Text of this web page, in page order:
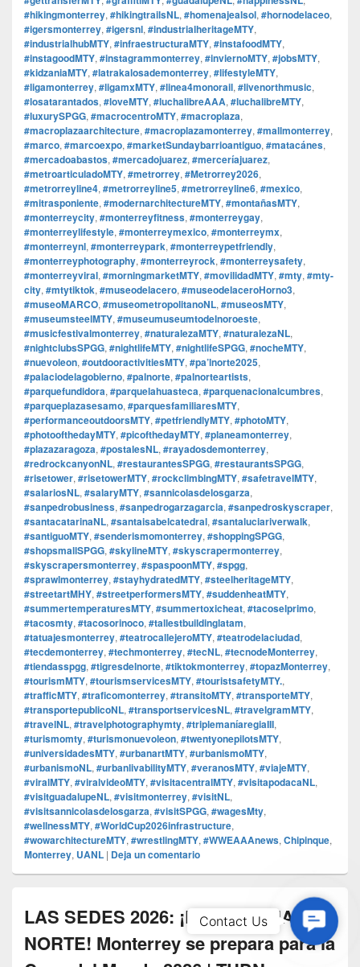
#hikingmonterrey, #hikingtrailsNL, #homenajealsol, #hornodelaceo,
#igersmonterrey, #igersnl, #industrialheritageMTY,
#industrialhubMTY, #infraestructuraMTY, #instafoodMTY,
#instagoodMTY, #instagrammonterrey, #inviernoMTY, #jobsMTY,
#kidzaniaMTY, #latrakalosademonterrey, #lifestyleMTY,
#ligamonterrey, #ligamxMTY, #linea4monorail, #livenorthmusic,
#losatarantados, #loveMTY, #luchalibreAAA, #luchalibreMTY,
#luxurySPGG, #macrocentroMTY, #macroplaza,
#macroplazaarchitecture, #macroplazamonterrey, #mallmonterrey,
#marco, #marcoexpo, #marketSundaybarrioantiguo, #matacánes,
#mercadoabastos, #mercadojuarez, #merceríajuarez,
#metroarticuladoMTY, #metrorrey, #Metrorrey2026,
#metrorreyline4, #metrorreyline5, #metrorreyline6, #mexico,
#mitrasponiente, #modernarchitectureMTY, #montañasMTY,
#monterreycity, #monterreyfitness, #monterreygay,
#monterreylifestyle, #monterreymexico, #monterreymx,
#monterreynl, #monterreypark, #monterreypetfriendly,
#monterreyphotography, #monterreyrock, #monterreysafety,
#monterreyviral, #morningmarketMTY, #movilidadMTY, #mty, #mty-
city, #mtytiktok, #museodelacero, #museodelaceroHorno3,
#museoMARCO, #museometropolitanoNL, #museosMTY,
#museumsteelMTY, #museumuseumtodelnoroeste,
#musicfestivalmonterrey, #naturalezaMTY, #naturalezaNL,
#nightclubsSPGG, #nightlifeMTY, #nightlifeSPGG, #nocheMTY,
#nuevoleon, #outdooractivitiesMTY, #pa’lnorte2025,
#palaciodelagobierno, #palnorte, #palnorteartists,
#parquefundidora, #parquelahuasteca, #parquenacionalcumbres,
#parqueplazasesamo, #parquesfamiliaresMTY,
#performanceoutdoorsMTY, #petfriendlyMTY, #photoMTY,
#photoofthedayMTY, #picofthedayMTY, #planeamonterrey,
#plazazaragoza, #postalesNL, #rayadosdemonterrey,
#redrockcanyonNL, #restaurantesSPGG, #restaurantsSPGG,
#risetower, #risetowerMTY, #rockclimbingMTY, #safetravelMTY,
#salariosNL, #salaryMTY, #sannicolasdelosgarza,
#sanpedrobusiness, #sanpedrogarzagarcia, #sanpedroskyscraper,
#santacatarinaNL, #santaisabelcatedral, #santaluciariverwalk,
#santiguoMTY, #senderismomonterrey, #shoppingSPGG,
#shopsmallSPGG, #skylineMTY, #skyscrapermonterrey,
#skyscrapersmonterrey, #spaspoonMTY, #spgg,
#sprawlmonterrey, #stayhydratedMTY, #steelheritageMTY,
#streetartMHY, #streetperformersMTY, #suddenheatMTY,
#summertemperaturesMTY, #summertoxicheat, #tacoselprimo,
#tacosmty, #tacosorinoco, #tallestbuildinglatam,
#tatuajesmonterrey, #teatrocallejeroMTY, #teatrodelaciudad,
#tecdemonterrey, #techmonterrey, #tecNL, #tecnodeMonterrey,
#tiendasspgg, #tigresdelnorte, #tiktokmonterrey, #topazMonterrey,
#tourismMTY, #tourismservicesMTY, #touristsafetyMTY.,
#trafficMTY, #traficomonterrey, #transitoMTY, #transporteMTY,
#transportepublicoNL, #transportservicesNL, #travelgramMTY,
#travelNL, #travelphotographymty, #triplemaníaregiaIII,
#turismomty, #turismonuevoleon, #twentyonepilotsMTY,
#universidadesMTY, #urbanartMTY, #urbanismoMTY,
#urbanismoNL, #urbanlivabilityMTY, #veranosMTY, #viajeMTY,
#viralMTY, #viralvideoMTY, #visitacentralMTY, #visitapodacaNL,
#visitguadalupeNL, #visitmonterrey, #visitNL,
#visitsannicolasdelosgarza, #visitSPGG, #wagesMty,
#wellnessMTY, #WorldCup2026infrastructure,
#wowarchitectureMTY, #wrestlingMTY, #WWEAAAnews, Chipinque,
Monterrey, UANL | Deja un comentario
LAS SEDES 2026: ¡LA SULTANA DEL
NORTE! Monterrey se prepara para la
Us
Contact Us